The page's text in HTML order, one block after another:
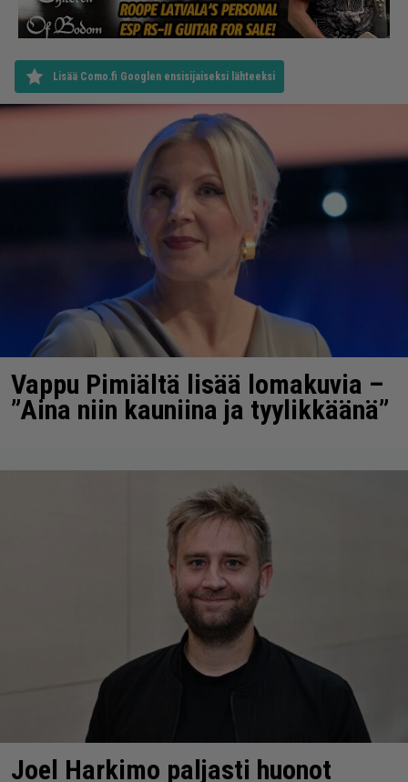
Lisää Como.fi Googlen ensisijaiseksi lähteeksi
Vappu Pimiältä lisää lomakuvia –
”Aina niin kauniina ja tyylikkäänä”
Joel Harkimo paljasti huonot